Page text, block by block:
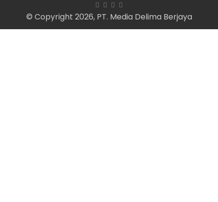
© Copyright 2026, PT. Media Delima Berjaya